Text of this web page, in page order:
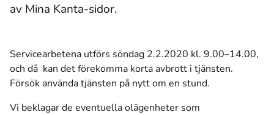
av Mina Kanta-sidor.
Servicearbetena utförs söndag 2.2.2020 kl. 9.00–14.00,
och då kan det förekomma korta avbrott i tjänsten.
Försök använda tjänsten på nytt om en stund.
Vi beklagar de eventuella olägenheter som